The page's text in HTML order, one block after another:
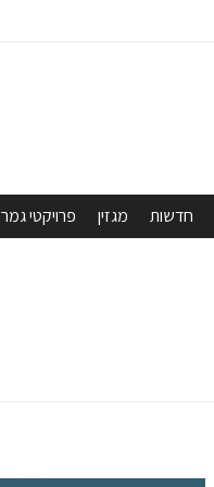
חדשות מגזין פרויקטי גמר